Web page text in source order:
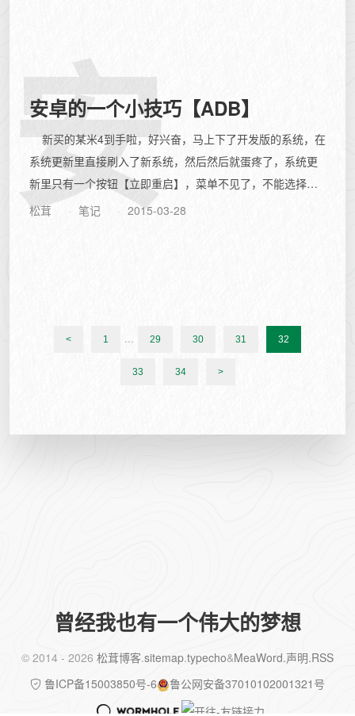
安
安卓的一个小技巧【ADB】
新买的某米4到手啦，好兴奋，马上下了开发版的系统，在
系统更新里直接刷入了新系统，然后然后就蛋疼了，系统更
新里只有一个按钮【立即重启】，菜单不见了，不能选择
进...
松茸 笔记 2015-03-28
< 1 ... 29 30 31 32
33 34 >
曾经我也有一个伟大的梦想
©️ 2014 - 2026 松茸博客.sitemap.typecho&MeaWord.声明.RSS
鲁ICP备15003850号-6
鲁公网安备37010102001321号